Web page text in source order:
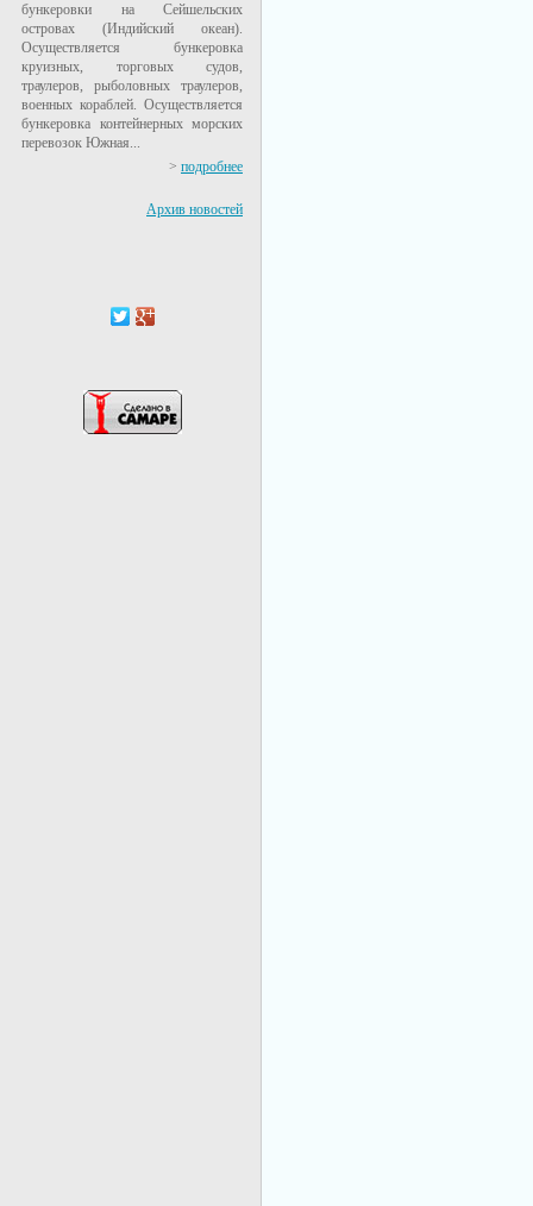
бункеровки на Сейшельских
островах (Индийский океан).
Осуществляется бункеровка
круизных, торговых судов,
траулеров, рыболовных траулеров,
военных кораблей. Осуществляется
бункеровка контейнерных морских
перевозок Южная...
> подробнее
Архив новостей